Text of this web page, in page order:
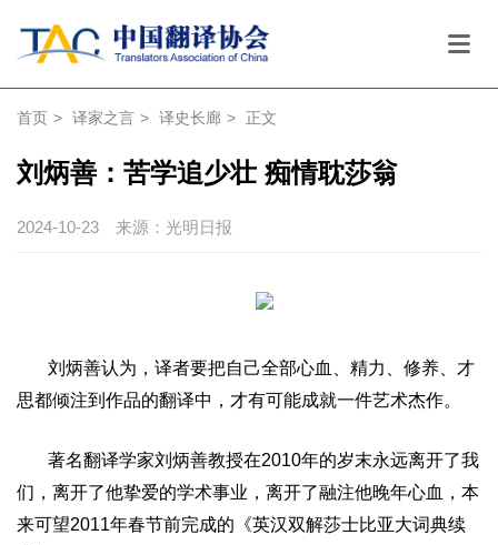
首页 > 译家之言 > 译史长廊 > 正文
刘炳善：苦学追少壮 痴情耽莎翁
2024-10-23 来源：光明日报
刘炳善认为，译者要把自己全部心血、精力、修养、才
思都倾注到作品的翻译中，才有可能成就一件艺术杰作。
著名翻译学家刘炳善教授在2010年的岁末永远离开了我
们，离开了他挚爱的学术事业，离开了融注他晚年心血，本
来可望2011年春节前完成的《英汉双解莎士比亚大词典续